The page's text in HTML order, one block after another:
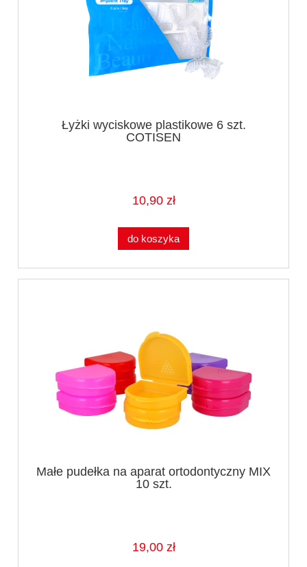
Łyżki wyciskowe plastikowe 6 szt.
COTISEN
10,90 zł
do koszyka
Małe pudełka na aparat ortodontyczny MIX
10 szt.
19,00 zł